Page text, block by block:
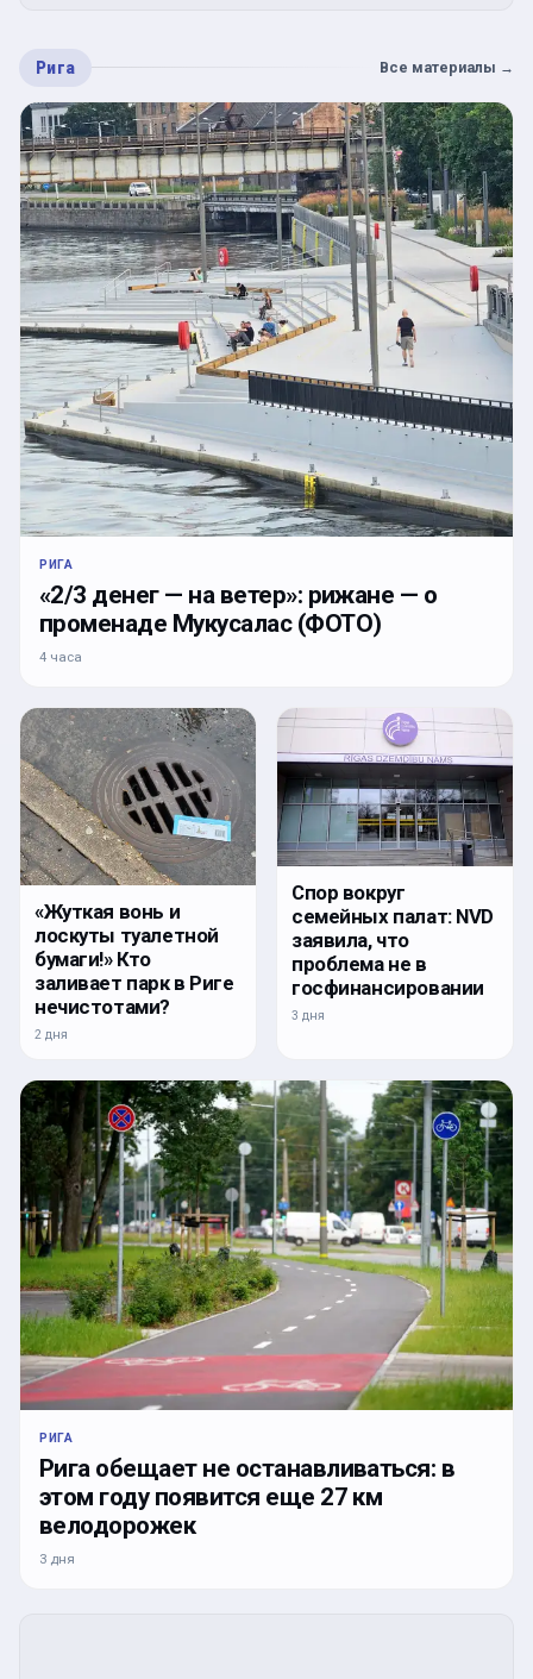
Рига Все материалы →
РИГА
«2/3 денег — на ветер»: рижане — о
променаде Мукусалас (ФОТО)
4 часа
«Жуткая вонь и
лоскуты туалетной
бумаги!» Кто
заливает парк в Риге
нечистотами?
2 дня
Спор вокруг
семейных палат: NVD
заявила, что
проблема не в
госфинансировании
3 дня
РИГА
Рига обещает не останавливаться: в
этом году появится еще 27 км
велодорожек
3 дня